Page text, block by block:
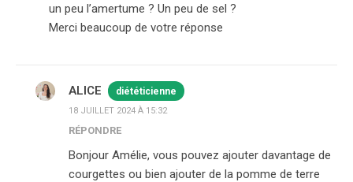
un peu l’amertume ? Un peu de sel ?
Merci beaucoup de votre réponse
ALICE diététicienne
18 JUILLET 2024 À 15:32
RÉPONDRE
Bonjour Amélie, vous pouvez ajouter davantage de
courgettes ou bien ajouter de la pomme de terre